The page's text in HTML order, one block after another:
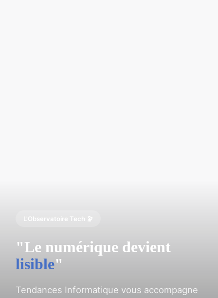
L'Observatoire Tech 🔭
"Le numérique devient
lisible"
Tendances Informatique vous accompagne